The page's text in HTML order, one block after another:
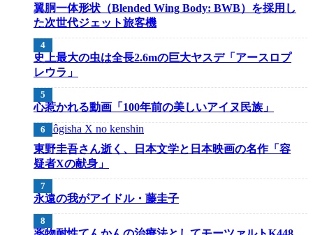
翼胴一体形状（Blended Wing Body: BWB）を採用し
た次世代ジェット旅客機
史上最大の虫は全長2.6mの巨大ヤスデ「アースロプ
レウラ」
心惹かれる動画「100年前の美しいアイヌ民族」
東野圭吾さん逝く、日本文学と日本映画の名作「容
疑者Xの献身」
永遠の我がアイドル・藤圭子